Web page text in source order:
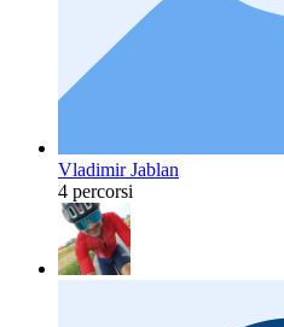
Vladimir Jablan
4 percorsi